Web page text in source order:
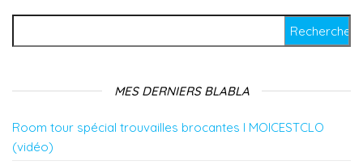
MES DERNIERS BLABLA
Room tour spécial trouvailles brocantes l MOICESTCLO
(vidéo)